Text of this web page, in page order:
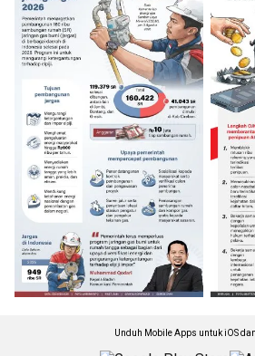
Unduh Mobile Apps untuk iOS